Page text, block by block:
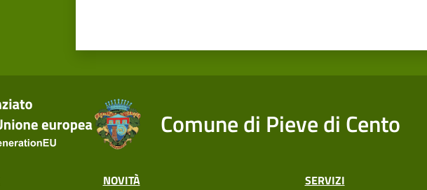
Comune di Pieve di Cento
NOVITÀ SERVIZI